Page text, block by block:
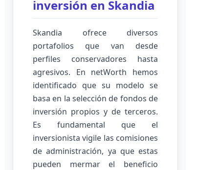
inversión en Skandia
Skandia ofrece diversos
portafolios que van desde
perfiles conservadores hasta
agresivos. En netWorth hemos
identificado que su modelo se
basa en la selección de fondos de
inversión propios y de terceros.
Es fundamental que el
inversionista vigile las comisiones
de administración, ya que estas
pueden mermar el beneficio